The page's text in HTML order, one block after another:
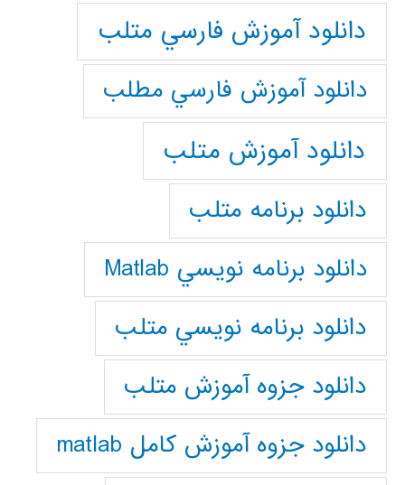
دانلود آموزش فارسي متلب
دانلود آموزش فارسي مطلب
دانلود آموزش متلب
دانلود برنامه متلب
دانلود برنامه نويسي Matlab
دانلود برنامه نويسي متلب
دانلود جزوه آموزش متلب
دانلود جزوه آموزش کامل matlab